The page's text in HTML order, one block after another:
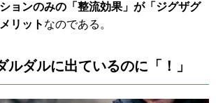
ョンのみの「整流効果」が「ジグザグ
リット なのである。
ルダルに出ているのに「！」